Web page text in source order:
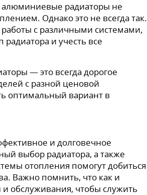
алюминиевые радиаторы не
Однако это не всегда так.
с различными системами,
и учесть все
— это всегда дорогое
с разной ценовой
оптимальный вариант в
и долговечное
выбор радиатора, а также
отопления помогут добиться
Важно помнить, что как и
обслуживания, чтобы служить